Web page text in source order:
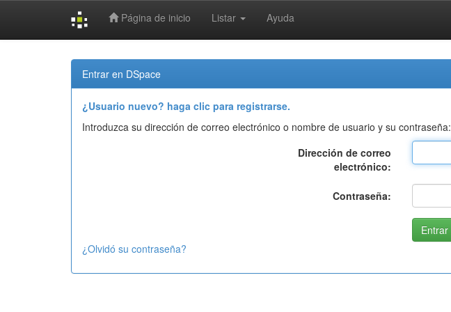
Página de inicio Listar Ayuda
Entrar en DSpace
¿Usuario nuevo? haga clic para registrarse.
Introduzca su dirección de correo electrónico o nombre de usuario y su contraseña:
Dirección de correo
electrónico:
Contraseña:
¿Olvidó su contraseña?